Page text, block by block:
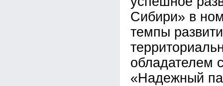
Сибири» в
темпы
обладателем
«Надежный